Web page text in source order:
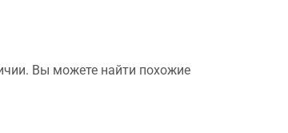
Вы можете найти похожие